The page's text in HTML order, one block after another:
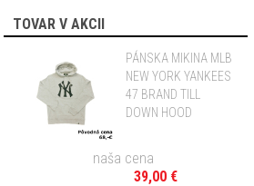
TOVAR V AKCII
PÁNSKA MIKINA MLB
NEW YORK YANKEES
47 BRAND TILL
DOWN HOOD
naša cena
39,00 €